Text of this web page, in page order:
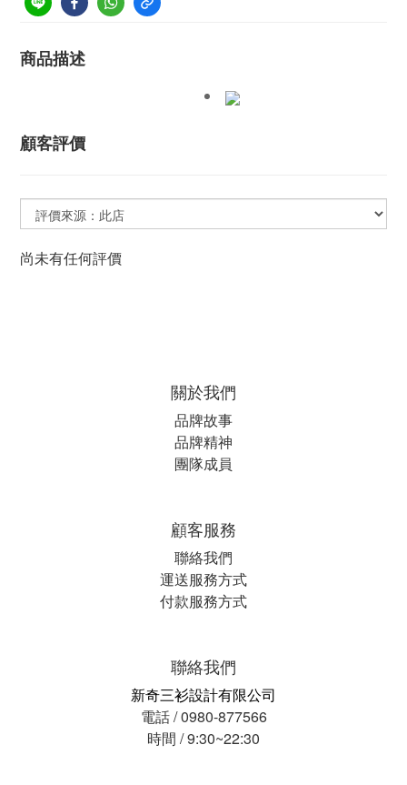
商品描述
顧客評價
尚未有任何評價
關於我們
品牌故事
品牌精神
團隊成員
顧客服務
聯絡我們
運送服務方式
付款服務方式
聯絡我們
新奇三衫設計有限公司
電話 / 0980-877566
時間 / 9:30~22:30